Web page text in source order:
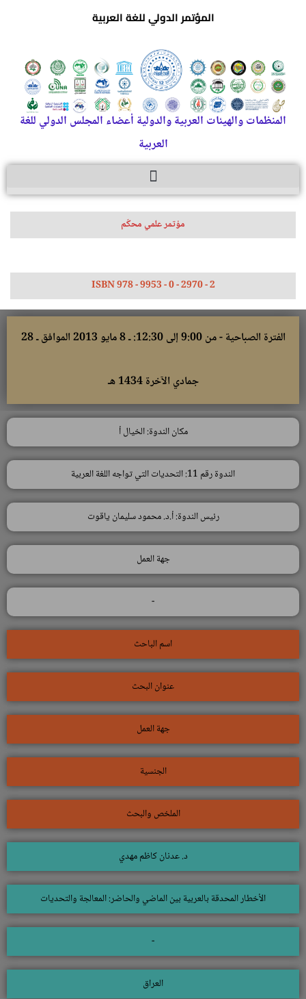
المؤتمر الدولي للغة العربية
المنظمات والهيئات العربية والدولية أعضاء المجلس الدولي للغة
العربية
مؤتمر علمي محكّم
ISBN 978 - 9953 - 0 - 2970 - 2
الفترة الصباحية - من 9:00 إلى 12:30: ـ 8 مايو 2013 الموافق ـ 28
جمادي الآخرة 1434 هـ
مكان الندوة: الخيال أ
الندوة رقم 11: التحديات التي تواجه اللغة العربية
رئيس الندوة: أ.د. محمود سليمان ياقوت
جهة العمل
-
اسم الباحث
عنوان البحث
جهة العمل
الجنسية
الملخص والبحث
د. عدنان كاظم مهدي
الأخطار المحدقة بالعربية بين الماضي والحاضر: المعالجة والتحديات
-
العراق